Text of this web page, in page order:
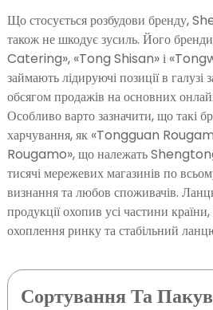
+86
Що стосується розбудови бренду,
також не шкодує зусиль. Його
Catering», «Tong Shisan» і
займають лідируючі позиції в
обсягом продажів на основних
Особливо варто зазначити, що такі
харчування, як «Tongguan
Rougamo», що належать
тисячі мережевих магазинів по
визнання та любов споживачів.
продукції охопив усі частини
охоплення ринку та стабільний
Сортування Та